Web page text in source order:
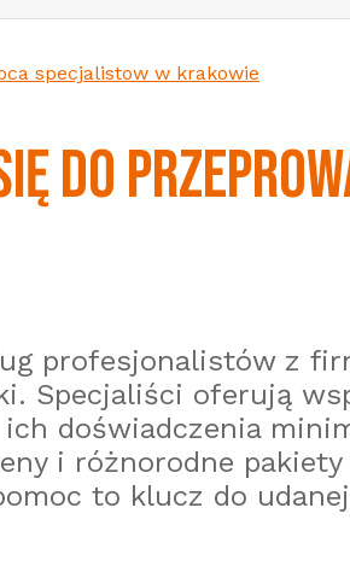
specjalistow w krakowie
DO
profesjonalistów z
Specjaliści oferują
doświadczenia
i różnorodne
to klucz do